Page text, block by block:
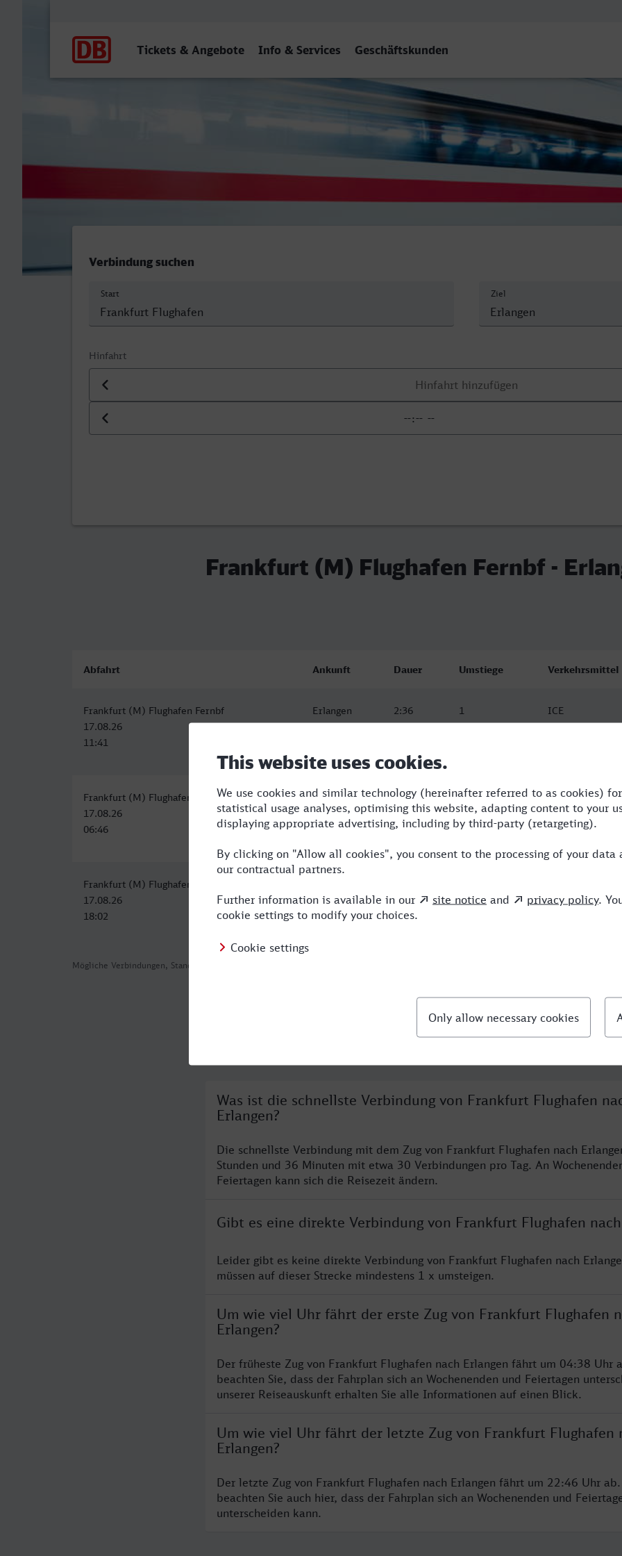
Tickets & Angebote Info & Services Geschäftskunden
Frankfurt (M) Flughafen Fernbf - Erlangen
Verbindung suchen
Start Ziel
Hinfahrt
Datum der Hinfahrt
Uhrzeit der Hinfahrt
Frankfurt (M) Flughafen Fernbf -
Mögliche Verbindungen, Stand: 2026-08-03 02:31
Abfahrt Ankunft Dauer Umstiege Verkehrsmittel
Frankfurt (M) Flughafen Fernbf
17.08.26
11:41
Erlangen
17.08.26
2:36 1 ICE
Frankfurt (M) Flughafen Fernbf
17.08.26
06:46
Erlangen
17.08.26
09:27
2:41 1 RE,ICE
Frankfurt (M) Flughafen Fernbf
17.08.26
18:02
17.08.26
20:55
Was ist die schnellste Verbindung von Frankfurt Flughafen
Erlangen?
Die schnellste Verbindung mit dem Zug von Frankfurt Flughafen nach
Stunden und 36 Minuten mit etwa 30 Verbindungen pro Tag. An
Feiertagen kann sich die Reisezeit ändern.
Gibt es eine direkte Verbindung von Frankfurt Flughafen nach
Leider gibt es keine direkte Verbindung von Frankfurt Flughafen nach
müssen auf dieser Strecke mindestens 1 x umsteigen.
Um wie viel Uhr fährt der erste Zug von Frankfurt Flughafen
Erlangen?
Der früheste Zug von Frankfurt Flughafen nach Erlangen fährt um 04:38 Uhr
beachten Sie, dass der Fahrplan sich an Wochenenden und Feiertagen
unserer Reiseauskunft erhalten Sie alle Informationen auf einen Blick.
Um wie viel Uhr fährt der letzte Zug von Frankfurt Flughafen
Erlangen?
Der letzte Zug von Frankfurt Flughafen nach Erlangen fährt um 22:46 Uhr
beachten Sie auch hier, dass der Fahrplan sich an Wochenenden und
unterscheiden kann.